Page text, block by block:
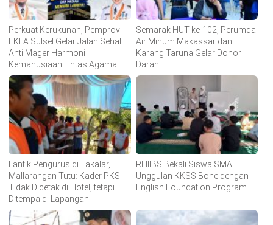
Perkuat Kerukunan, Pemprov-
FKLA Sulsel Gelar Jalan Sehat
Anti Mager Harmoni
Kemanusiaan Lintas Agama
Semarak HUT ke-102, Perumda
Air Minum Makassar dan
Karang Taruna Gelar Donor
Darah
Lantik Pengurus di Takalar,
Mallarangan Tutu: Kader PKS
Tidak Dicetak di Hotel, tetapi
Ditempa di Lapangan
RHIIBS Bekali Siswa SMA
Unggulan KKSS Bone dengan
English Foundation Program